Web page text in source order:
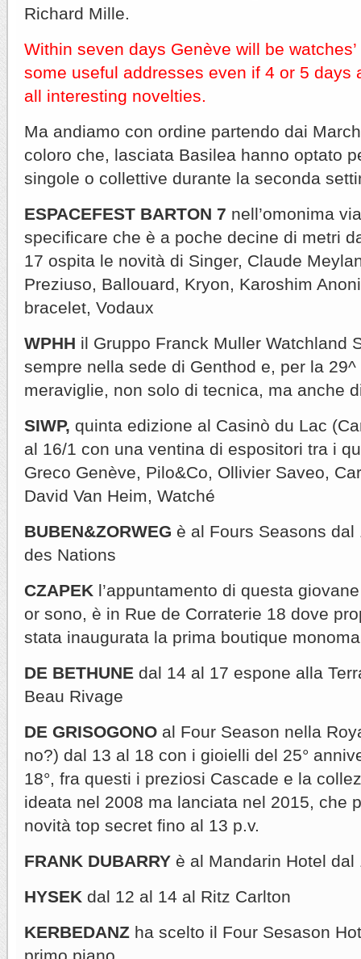
Richard Mille.
Within seven days Genève will be
some useful addresses even if 4 or 5 days
all interesting novelties.
Ma andiamo con ordine partendo dai
coloro che, lasciata Basilea hanno optato
singole o collettive durante la seconda
ESPACEFEST BARTON 7 nell’omonima
specificare che è a poche decine di metri
17 ospita le novità di Singer, Claude
Preziuso, Ballouard, Kryon, Karoshim
bracelet, Vodaux
WPHH il Gruppo Franck Muller Watchland
sempre nella sede di Genthod e, per la
meraviglie, non solo di tecnica, ma anche
SIWP, quinta edizione al Casinò du Lac
al 16/1 con una ventina di espositori tra i
Greco Genève, Pilo&Co, Ollivier Saveo,
David Van Heim, Watché
BUBEN&ZORWEG è al Fours Seasons
des Nations
CZAPEK l’appuntamento di questa
or sono, è in Rue de Corraterie 18 dove
stata inaugurata la prima boutique
DE BETHUNE dal 14 al 17 espone alla
Beau Rivage
DE GRISOGONO al Four Season nella
no?) dal 13 al 18 con i gioielli del 25°
18°, fra questi i preziosi Cascade e la
ideata nel 2008 ma lanciata nel 2015, che
novità top secret fino al 13 p.v.
FRANK DUBARRY è al Mandarin Hotel dal
HYSEK dal 12 al 14 al Ritz Carlton
KERBEDANZ ha scelto il Four Sesason
primo piano